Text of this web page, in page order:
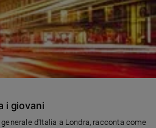
i giovani
d'Italia a Londra, racconta come